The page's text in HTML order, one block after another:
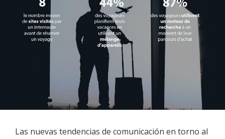
Las nuevas tendencias de comunicación en torno al